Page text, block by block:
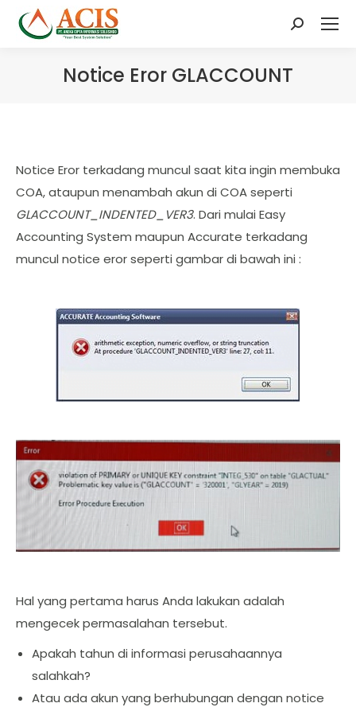
Search:
Notice Eror GLACCOUNT
Notice Eror terkadang muncul saat kita ingin membuka
COA, ataupun menambah akun di COA seperti
GLACCOUNT_INDENTED_VER3. Dari mulai Easy
Accounting System maupun Accurate terkadang
muncul notice eror seperti gambar di bawah ini :
Hal yang pertama harus Anda lakukan adalah
mengecek permasalahan tersebut.
Apakah tahun di informasi perusahaannya
salahkah?
Atau ada akun yang berhubungan dengan notice